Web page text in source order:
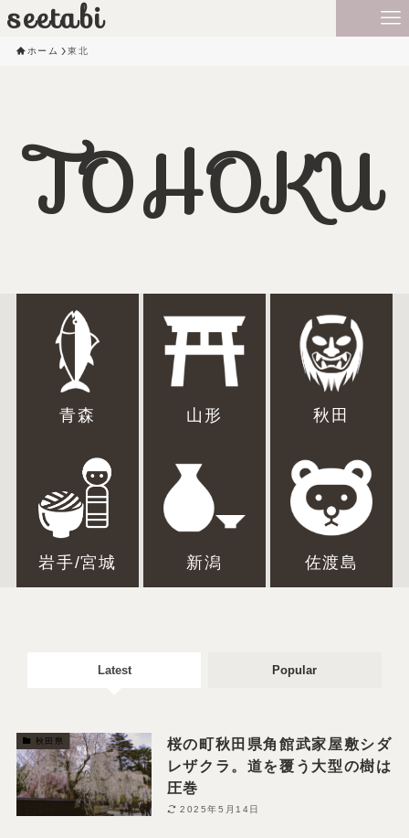
seetabi
ホーム 東北
TOHOKU
青森 山形 秋田
岩手/宮城 新潟 佐渡島
Latest Popular
秋田県
桜の町秋田県角館武家屋敷シダ
レザクラ。道を覆う大型の樹は
圧巻
2025年5月14日